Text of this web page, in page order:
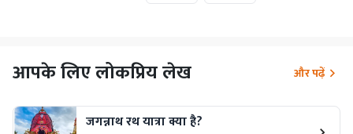
आपके लिए लोकप्रिय लेख और पढ़ें
जगन्नाथ रथ यात्रा क्या है?